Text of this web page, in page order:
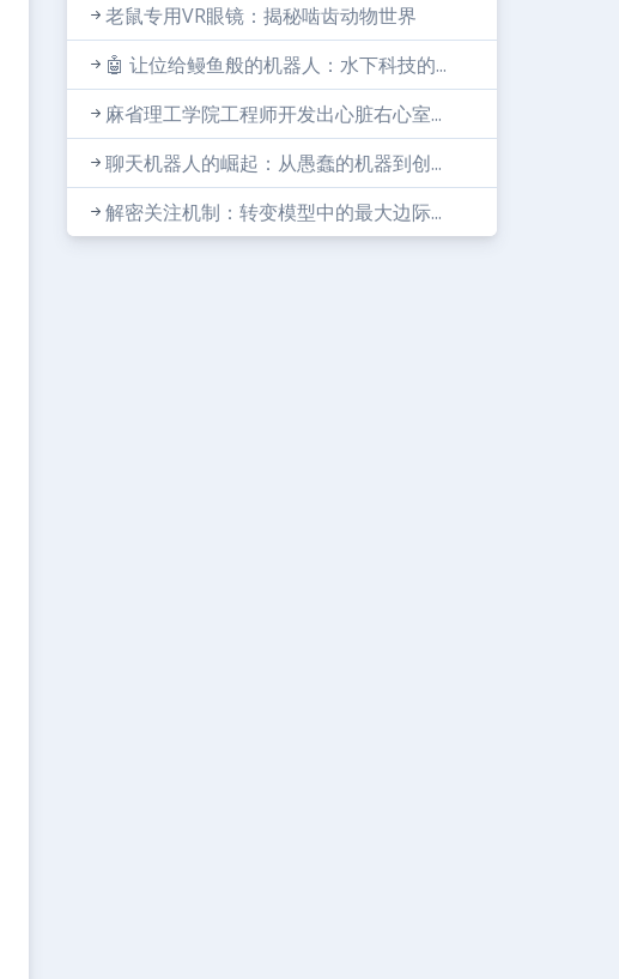
老鼠专用VR眼镜：揭秘啮齿动物世界
🤖 让位给鳗鱼般的机器人：水下科技的...
麻省理工学院工程师开发出心脏右心室...
聊天机器人的崛起：从愚蠢的机器到创...
解密关注机制：转变模型中的最大边际...